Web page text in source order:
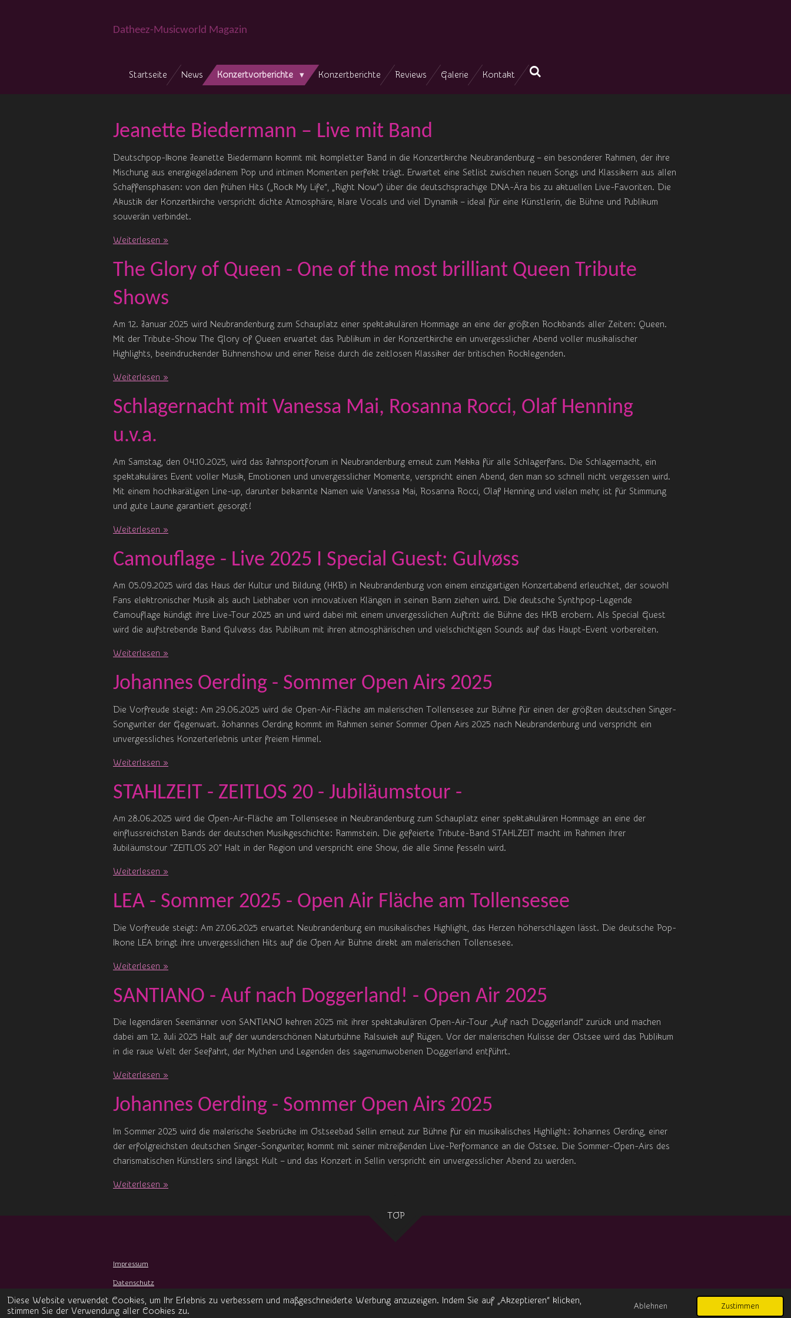
Diese Website verwendet Cookies, um Ihr Erlebnis zu verbessern und maßgeschneiderte Werbung anzuzeigen. Indem Sie auf „Akzeptieren“ klicken,
stimmen Sie der Verwendung aller Cookies zu.
Ablehnen Zustimmen
Datheez-Musicworld Magazin
Startseite News Konzertvorberichte Konzertberichte Reviews Galerie Kontakt
Jeanette Biedermann – Live mit Band
Deutschpop-Ikone Jeanette Biedermann kommt mit kompletter Band in die Konzertkirche Neubrandenburg – ein besonderer Rahmen, der ihre
Mischung aus energiegeladenem Pop und intimen Momenten perfekt trägt. Erwartet eine Setlist zwischen neuen Songs und Klassikern aus allen
Schaffensphasen: von den frühen Hits („Rock My Life“, „Right Now“) über die deutschsprachige DNA-Ära bis zu aktuellen Live-Favoriten. Die
Akustik der Konzertkirche verspricht dichte Atmosphäre, klare Vocals und viel Dynamik – ideal für eine Künstlerin, die Bühne und Publikum
souverän verbindet.
Weiterlesen »
The Glory of Queen - One of the most brilliant Queen Tribute
Shows
Am 12. Januar 2025 wird Neubrandenburg zum Schauplatz einer spektakulären Hommage an eine der größten Rockbands aller Zeiten: Queen.
Mit der Tribute-Show The Glory of Queen erwartet das Publikum in der Konzertkirche ein unvergesslicher Abend voller musikalischer
Highlights, beeindruckender Bühnenshow und einer Reise durch die zeitlosen Klassiker der britischen Rocklegenden.
Weiterlesen »
Schlagernacht mit Vanessa Mai, Rosanna Rocci, Olaf Henning
u.v.a.
Am Samstag, den 04.10.2025, wird das Jahnsportforum in Neubrandenburg erneut zum Mekka für alle Schlagerfans. Die Schlagernacht, ein
spektakuläres Event voller Musik, Emotionen und unvergesslicher Momente, verspricht einen Abend, den man so schnell nicht vergessen wird.
Mit einem hochkarätigen Line-up, darunter bekannte Namen wie Vanessa Mai, Rosanna Rocci, Olaf Henning und vielen mehr, ist für Stimmung
und gute Laune garantiert gesorgt!
Weiterlesen »
Camouflage - Live 2025 I Special Guest: Gulvøss
Am 05.09.2025 wird das Haus der Kultur und Bildung (HKB) in Neubrandenburg von einem einzigartigen Konzertabend erleuchtet, der sowohl
Fans elektronischer Musik als auch Liebhaber von innovativen Klängen in seinen Bann ziehen wird. Die deutsche Synthpop-Legende
Camouflage kündigt ihre Live-Tour 2025 an und wird dabei mit einem unvergesslichen Auftritt die Bühne des HKB erobern. Als Special Guest
wird die aufstrebende Band Gulvøss das Publikum mit ihren atmosphärischen und vielschichtigen Sounds auf das Haupt-Event vorbereiten.
Weiterlesen »
Johannes Oerding - Sommer Open Airs 2025
Die Vorfreude steigt: Am 29.06.2025 wird die Open-Air-Fläche am malerischen Tollensesee zur Bühne für einen der größten deutschen Singer-
Songwriter der Gegenwart. Johannes Oerding kommt im Rahmen seiner Sommer Open Airs 2025 nach Neubrandenburg und verspricht ein
unvergessliches Konzerterlebnis unter freiem Himmel.
Weiterlesen »
STAHLZEIT - ZEITLOS 20 - Jubiläumstour -
Am 28.06.2025 wird die Open-Air-Fläche am Tollensesee in Neubrandenburg zum Schauplatz einer spektakulären Hommage an eine der
einflussreichsten Bands der deutschen Musikgeschichte: Rammstein. Die gefeierte Tribute-Band STAHLZEIT macht im Rahmen ihrer
Jubiläumstour "ZEITLOS 20" Halt in der Region und verspricht eine Show, die alle Sinne fesseln wird.
Weiterlesen »
LEA - Sommer 2025 - Open Air Fläche am Tollensesee
Die Vorfreude steigt: Am 27.06.2025 erwartet Neubrandenburg ein musikalisches Highlight, das Herzen höherschlagen lässt. Die deutsche Pop-
Ikone LEA bringt ihre unvergesslichen Hits auf die Open Air Bühne direkt am malerischen Tollensesee.
Weiterlesen »
SANTIANO - Auf nach Doggerland! - Open Air 2025
Die legendären Seemänner von SANTIANO kehren 2025 mit ihrer spektakulären Open-Air-Tour „Auf nach Doggerland!“ zurück und machen
dabei am 12. Juli 2025 Halt auf der wunderschönen Naturbühne Ralswiek auf Rügen. Vor der malerischen Kulisse der Ostsee wird das Publikum
in die raue Welt der Seefahrt, der Mythen und Legenden des sagenumwobenen Doggerland entführt.
Weiterlesen »
Johannes Oerding - Sommer Open Airs 2025
Im Sommer 2025 wird die malerische Seebrücke im Ostseebad Sellin erneut zur Bühne für ein musikalisches Highlight: Johannes Oerding, einer
der erfolgreichsten deutschen Singer-Songwriter, kommt mit seiner mitreißenden Live-Performance an die Ostsee. Die Sommer-Open-Airs des
charismatischen Künstlers sind längst Kult – und das Konzert in Sellin verspricht ein unvergesslicher Abend zu werden.
Weiterlesen »
TOP
Impressum
Datenschutz